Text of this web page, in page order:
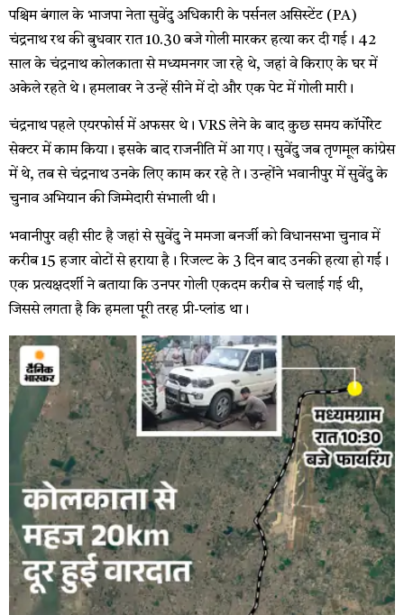
पश्चिम बंगाल के भाजपा नेता सुवेंदु अधिकारी के पर्सनल असिस्टेंट (PA)
चंद्रनाथ रथ की बुधवार रात 10.30 बजे गोली मारकर हत्या कर दी गई। 42
साल के चंद्रनाथ कोलकाता से मध्यमनगर जा रहे थे, जहां वे किराए के घर में
अकेले रहते थे। हमलावर ने उन्हें सीने में दो और एक पेट में गोली मारी।
चंद्रनाथ पहले एयरफोर्स में अफसर थे। VRS लेने के बाद कुछ समय कॉर्पोरेट
सेक्टर में काम किया। इसके बाद राजनीति में आ गए। सुवेंदु जब तृणमूल कांग्रेस
में थे, तब से चंद्रनाथ उनके लिए काम कर रहे ते। उन्होंने भवानीपुर में सुवेंदु के
चुनाव अभियान की जिम्मेदारी संभाली थी।
भवानीपुर वही सीट है जहां से सुवेंदु ने ममजा बनर्जी को विधानसभा चुनाव में
करीब 15 हजार वोटों से हराया है। रिजल्ट के 3 दिन बाद उनकी हत्या हो गई।
एक प्रत्यक्षदर्शी ने बताया कि उनपर गोली एकदम करीब से चलाई गई थी,
जिससे लगता है कि हमला पूरी तरह प्री-प्लांड था।